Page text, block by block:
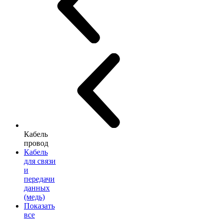
Кабель
провод
Кабель
для связи
и
передачи
данных
(медь)
Показать
все